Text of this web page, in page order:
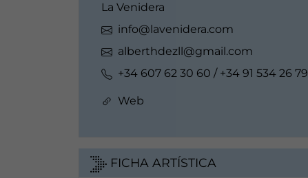
La Venidera
info@lavenidera.com
alberthdezll@gmail.com
+34 607 62 30 60 / +34 91 534 26 79
Web
FICHA ARTÍSTICA